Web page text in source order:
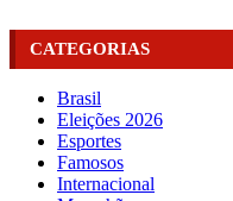
CATEGORIAS
Brasil
Eleições 2026
Esportes
Famosos
Internacional